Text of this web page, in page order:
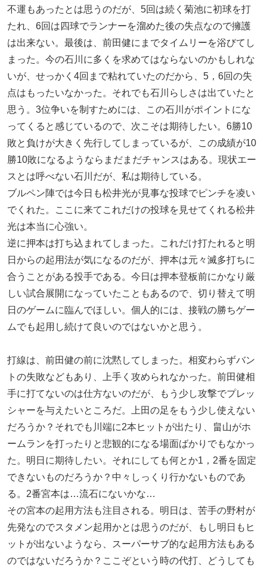
不運もあったとは思うのだが、5回は続く菊池に初球を打
たれ、6回は四球でランナーを溜めた後の失点なので擁護
は出来ない。最後は、前田健にまでタイムリーを浴びてし
まった。今の石川に多くを求めてはならないのかもしれな
いが、せっかく4回まで粘れていたのだから、5，6回の失
点はもったいなかった。それでも石川らしさは出ていたと
思う。3位争いを制すためには、この石川がポイントにな
ってくると感じているので、次こそは期待したい。6勝10
敗と負けが大きく先行してしまっているが、この成績が10
勝10敗になるようならまだまだチャンスはある。現状エー
スとは呼べない石川だが、私は期待している。
ブルペン陣では今日も松井光が見事な投球でピンチを凌い
でくれた。ここに来てこれだけの投球を見せてくれる松井
光は本当に心強い。
逆に押本は打ち込まれてしまった。これだけ打たれると明
日からの起用法が気になるのだが、押本は元々滅多打ちに
合うことがある投手である。今日は押本登板前にかなり厳
しい試合展開になっていたこともあるので、切り替えて明
日のゲームに臨んでほしい。個人的には、接戦の勝ちゲー
ムでも起用し続けて良いのではないかと思う。
打線は、前田健の前に沈黙してしまった。相変わらずバン
トの失敗などもあり、上手く攻められなかった。前田健相
手に打てないのは仕方ないのだが、もう少し攻撃でプレッ
シャーを与えたいところだ。上田の足をもう少し使えない
だろうか？それでも川端に2本ヒットが出たり、畠山がホ
ームランを打ったりと悲観的になる場面ばかりでもなかっ
た。明日に期待したい。それにしても何とか1，2番を固定
できないものだろうか？中々しっくり行かないものであ
る。2番宮本は…流石にないかな…
その宮本の起用方法も注目される。明日は、苦手の野村が
先発なのでスタメン起用かとは思うのだが、もし明日もヒ
ットが出ないようなら、スーパーサブ的な起用方法もある
のではないだろうか？ここぞという時の代打、どうしても